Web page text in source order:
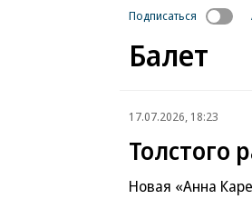
Подписаться
Балет
17.07.2026, 18:23
Толстого
Новая «Анна